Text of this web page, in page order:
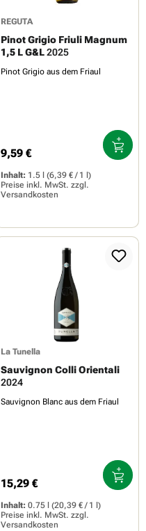
REGUTA
Pinot Grigio Friuli Magnum
1,5 L G&L2025
Pinot Grigio aus dem Friaul
Regulärer Preis:
9,59 €
Inhalt: 1.5 l
(6,39 € / 1 l)
Preise inkl. MwSt. zzgl.
Versandkosten
La Tunella
Sauvignon Colli Orientali
2024
Sauvignon Blanc aus dem Friaul
Regulärer Preis:
15,29 €
Inhalt: 0.75 l
(20,39 € / 1 l)
Preise inkl. MwSt. zzgl.
Versandkosten